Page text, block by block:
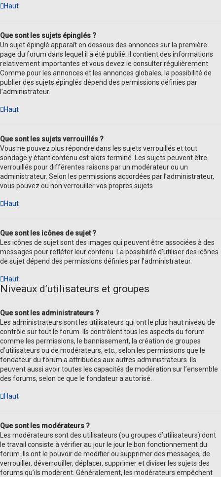
Haut
Que sont les sujets épinglés ?
Un sujet épinglé apparaît en dessous des annonces sur la première
page du forum dans lequel il a été publié. il contient des informations
relativement importantes et vous devez le consulter régulièrement.
Comme pour les annonces et les annonces globales, la possibilité de
publier des sujets épinglés dépend des permissions définies par
l’administrateur.
Haut
Que sont les sujets verrouillés ?
Vous ne pouvez plus répondre dans les sujets verrouillés et tout
sondage y étant contenu est alors terminé. Les sujets peuvent être
verrouillés pour différentes raisons par un modérateur ou un
administrateur. Selon les permissions accordées par l’administrateur,
vous pouvez ou non verrouiller vos propres sujets.
Haut
Que sont les icônes de sujet ?
Les icônes de sujet sont des images qui peuvent être associées à des
messages pour refléter leur contenu. La possibilité d’utiliser des icônes
de sujet dépend des permissions définies par l’administrateur.
Haut
Niveaux d’utilisateurs et groupes
Que sont les administrateurs ?
Les administrateurs sont les utilisateurs qui ont le plus haut niveau de
contrôle sur tout le forum. Ils contrôlent tous les aspects du forum
comme les permissions, le bannissement, la création de groupes
d’utilisateurs ou de modérateurs, etc., selon les permissions que le
fondateur du forum a attribuées aux autres administrateurs. Ils
peuvent aussi avoir toutes les capacités de modération sur l’ensemble
des forums, selon ce que le fondateur a autorisé.
Haut
Que sont les modérateurs ?
Les modérateurs sont des utilisateurs (ou groupes d’utilisateurs) dont
le travail consiste à vérifier au jour le jour le bon fonctionnement du
forum. Ils ont le pouvoir de modifier ou supprimer des messages, de
verrouiller, déverrouiller, déplacer, supprimer et diviser les sujets des
forums qu’ils modèrent. Généralement, les modérateurs empêchent